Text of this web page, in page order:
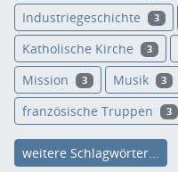
Industriegeschichte 3
Katholische Kirche 3
Mission 3 Musik 3
französische Truppen 3
weitere Schlagwörter...